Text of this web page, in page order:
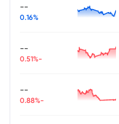
--
0.16%
--
-0.51%
--
-0.88%